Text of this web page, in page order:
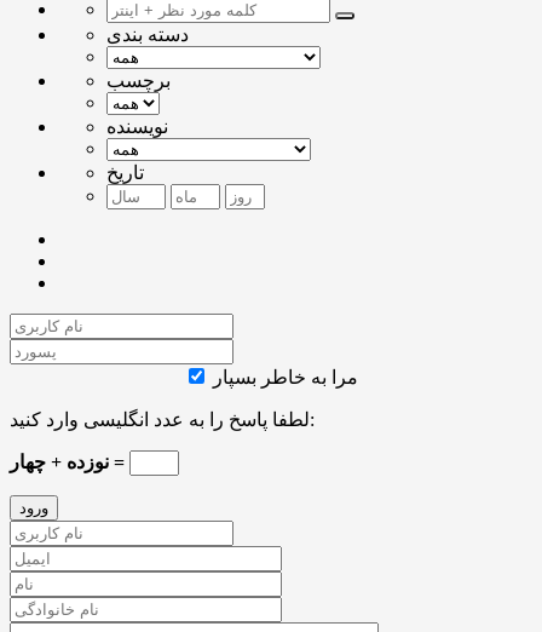
دسته بندی
برچسب
نویسنده
تاریخ
مرا به خاطر بسپار
لطفا پاسخ را به عدد انگلیسی وارد کنید:
نوزده + چهار =